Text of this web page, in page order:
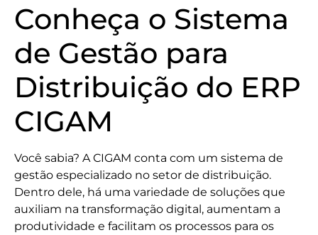
Conheça o Sistema
de Gestão para
Distribuição do ERP
CIGAM
Você sabia? A CIGAM conta com um sistema de
gestão especializado no setor de distribuição.
Dentro dele, há uma variedade de soluções que
auxiliam na transformação digital, aumentam a
produtividade e facilitam os processos para os